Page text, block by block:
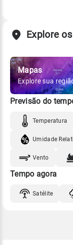
Explore
Mapas
Explore sua
Previsão do
Temperatura
Umidade
Vento
Tempo agora
Satélite